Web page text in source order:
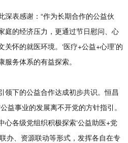
深表感谢：“作为长期合作的公益伙
庭的经济压力，更通过节日慰问、心
怀的就医环境。‘医疗+公益+心理’的
务体系的有益探索。
领下的公益合作达成初步共识。恒昌
益事业的发展离不开党的方针指引。
各级党组织积极探索‘公益助医+党
办、资源联动等形式，发挥各自在专